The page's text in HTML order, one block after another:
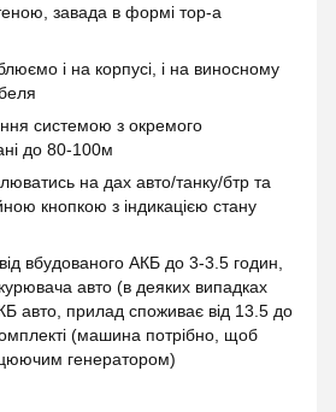
завада в формі тор-а
і на корпусі, і на виносному
системою з окремого
до 80-100м
на дах авто/танку/бтр та
кнопкою з індикацією стану
вбудованого АКБ до 3-3.5 годин,
авто (в деяких випадках
авто, прилад споживає від 13.5 до
(машина потрібно, щоб
генератором)